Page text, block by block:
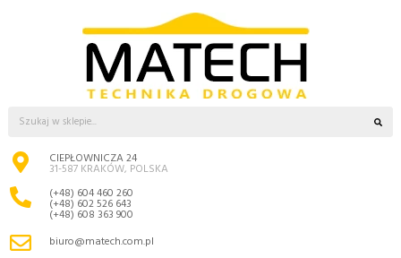
CIEPŁOWNICZA 24
31-587 KRAKÓW, POLSKA
(+48) 604 460 260
(+48) 602 526 643
(+48) 608 363 900
biuro@matech.com.pl